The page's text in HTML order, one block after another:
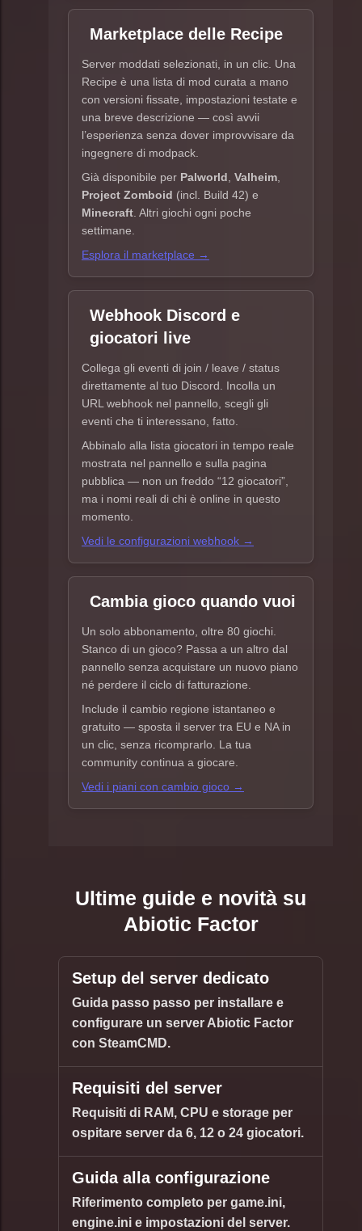
Marketplace delle Recipe
Server moddati selezionati, in un clic. Una
Recipe è una lista di mod curata a mano
con versioni fissate, impostazioni testate e
una breve descrizione — così avvii
l’esperienza senza dover improvvisare da
ingegnere di modpack.
Già disponibile per Palworld, Valheim,
Project Zomboid (incl. Build 42) e
Minecraft. Altri giochi ogni poche
settimane.
Esplora il marketplace →
Webhook Discord e
giocatori live
Collega gli eventi di join / leave / status
direttamente al tuo Discord. Incolla un
URL webhook nel pannello, scegli gli
eventi che ti interessano, fatto.
Abbinalo alla lista giocatori in tempo reale
mostrata nel pannello e sulla pagina
pubblica — non un freddo “12 giocatori”,
ma i nomi reali di chi è online in questo
momento.
Vedi le configurazioni webhook →
Cambia gioco quando vuoi
Un solo abbonamento, oltre 80 giochi.
Stanco di un gioco? Passa a un altro dal
pannello senza acquistare un nuovo piano
né perdere il ciclo di fatturazione.
Include il cambio regione istantaneo e
gratuito — sposta il server tra EU e NA in
un clic, senza ricomprarlo. La tua
community continua a giocare.
Vedi i piani con cambio gioco →
Ultime guide e novità su
Abiotic Factor
Setup del server dedicato
Guida passo passo per installare e
configurare un server Abiotic Factor
con SteamCMD.
Requisiti del server
Requisiti di RAM, CPU e storage per
ospitare server da 6, 12 o 24 giocatori.
Guida alla configurazione
Riferimento completo per game.ini,
engine.ini e impostazioni del server.